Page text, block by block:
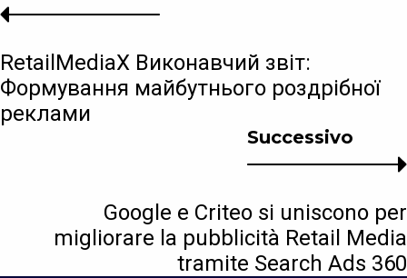
Successivo
Google e Criteo si uniscono per
migliorare la pubblicità Retail Media
tramite Search Ads 360
RetailMediaX Виконавчий звіт:
Формування майбутнього роздрібної
реклами